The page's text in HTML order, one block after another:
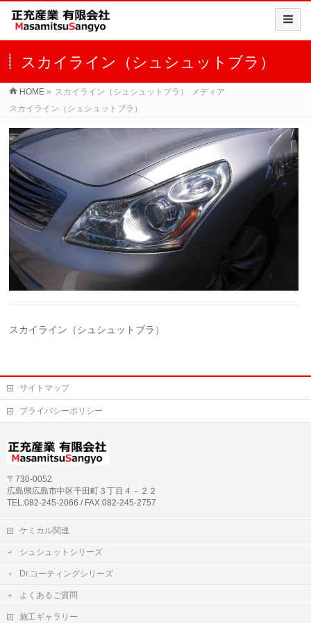
スカイライン（シュシュットブラ）
HOME » スカイライン（シュシュットブラ）
メディア
スカイライン（シュシュットブラ）
スカイライン（シュシュットブラ）
サイトマップ
プライバシーポリシー
〒730-0052
広島県広島市中区千田町３丁目４－２２
TEL:082-245-2066 / FAX:082-245-2757
ケミカル関連
シュシュットシリーズ
Dr.コーティングシリーズ
よくあるご質問
施工ギャラリー